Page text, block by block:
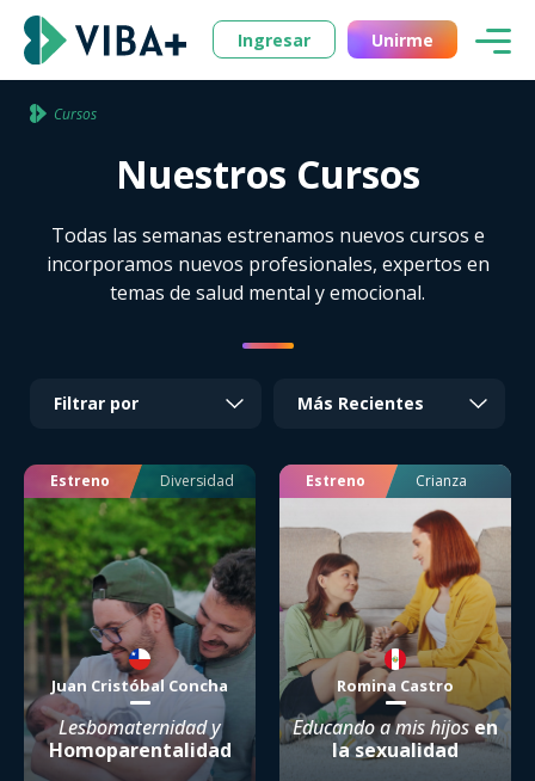
Ingresar Unirme
Cursos
Nuestros Cursos
Todas las semanas estrenamos nuevos cursos e
incorporamos nuevos profesionales, expertos en
temas de salud mental y emocional.
Filtrar por
Estreno Diversidad
Juan Cristóbal Concha
Lesbomaternidad y
Homoparentalidad
Estreno Crianza
Romina Castro
Educando a mis hijosen
la sexualidad